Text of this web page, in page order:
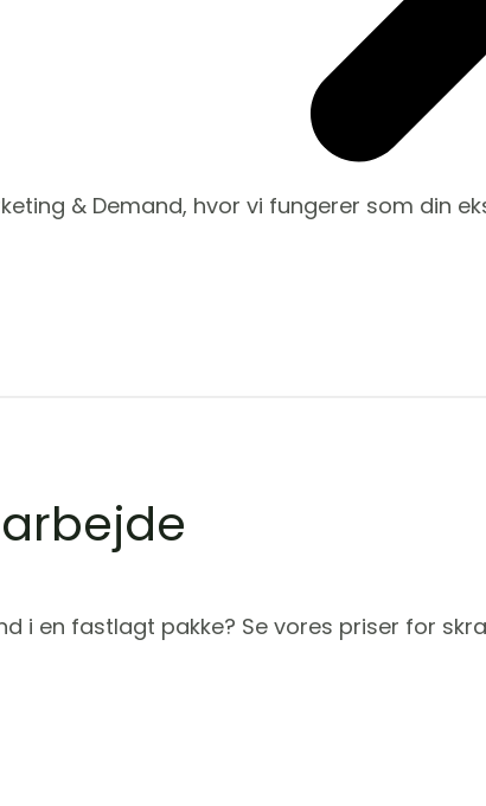
& Demand, hvor vi fungerer som din
i en fastlagt pakke? Se vores priser for